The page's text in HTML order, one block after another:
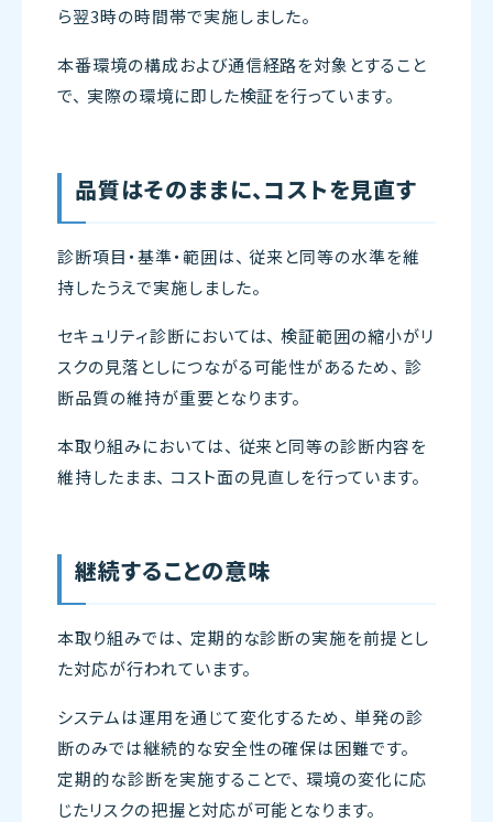
ら翌3時の時間帯で実施しました。
本番環境の構成および通信経路を対象とすること
で、 実際の環境に即した検証を行っています。
品質はそのままに、コストを見直す
診断項目・基準・範囲は、 従来と同等の水準を維
持したうえで実施しました。
セキュリティ診断においては、 検証範囲の縮小がリ
スクの見落としにつながる可能性があるため、 診
断品質の維持が重要となります。
本取り組みにおいては、 従来と同等の診断内容を
維持したまま、 コスト面の見直しを行っています。
継続することの意味
本取り組みでは、 定期的な診断の実施を前提とし
た対応が行われています。
システムは運用を通じて変化するため、 単発の診
断のみでは継続的な安全性の確保は困難です。
定期的な診断を実施することで、 環境の変化に応
じたリスクの把握と対応が可能となります。